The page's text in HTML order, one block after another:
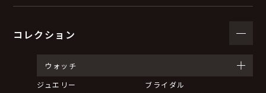
コレクション
ウォッチ
ジュエリー
ブライダル